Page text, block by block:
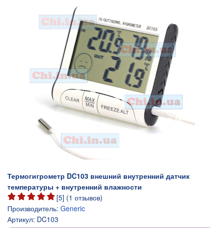
Термогигрометр DC103 внешний внутренний датчик
температуры + внутренний влажности
[5] (1 отзывов)
Производитель: Generic
Артикул: DC103